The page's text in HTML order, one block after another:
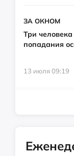
ЗА ОКНОМ
Три
попадания
13 июля 09:19